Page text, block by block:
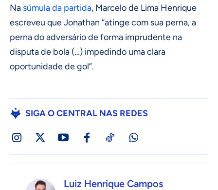
Na súmula da partida, Marcelo de Lima Henrique
escreveu que Jonathan “atinge com sua perna, a
perna do adversário de forma imprudente na
disputa de bola (…) impedindo uma clara
oportunidade de gol”.
SIGA O CENTRAL NAS REDES
Luiz Henrique Campos